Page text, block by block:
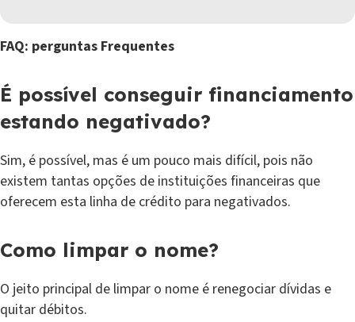
FAQ: perguntas Frequentes
É possível conseguir financiamento
estando negativado?
Sim, é possível, mas é um pouco mais difícil, pois não
existem tantas opções de instituições financeiras que
oferecem esta linha de crédito para negativados.
Como limpar o nome?
O jeito principal de limpar o nome é renegociar dívidas e
quitar débitos.